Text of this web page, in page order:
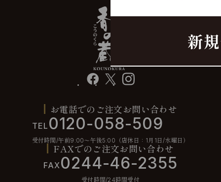
facebook instagram
お電話でのご注文お問い合わせ
TEL 0120-058-509
受付時間/午前9:00〜午後5:00（店休日：1月1日/水曜日）
FAXでのご注文お問い合わせ
FAX0244-46-2355
受付時間/24時間受付